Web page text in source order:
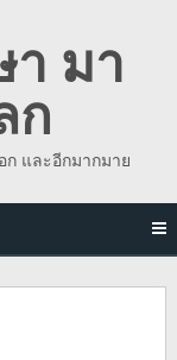
มา
ก
และอีกมากมาย